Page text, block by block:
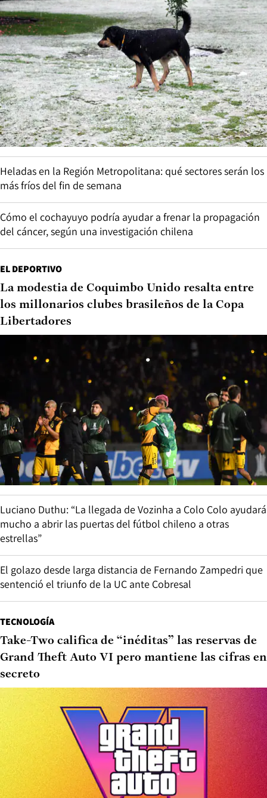
Heladas en la Región Metropolitana: qué sectores serán los
más fríos del fin de semana
Cómo el cochayuyo podría ayudar a frenar la propagación
del cáncer, según una investigación chilena
EL DEPORTIVO
La modestia de Coquimbo Unido resalta entre
los millonarios clubes brasileños de la Copa
Libertadores
Luciano Duthu: “La llegada de Vozinha a Colo Colo ayudará
mucho a abrir las puertas del fútbol chileno a otras
estrellas”
El golazo desde larga distancia de Fernando Zampedri que
sentenció el triunfo de la UC ante Cobresal
TECNOLOGÍA
Take-Two califica de “inéditas” las reservas de
Grand Theft Auto VI pero mantiene las cifras en
secreto